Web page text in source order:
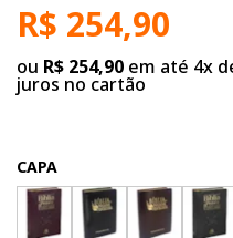
R$ 254,90
ou R$ 254,90 em até 4x
juros no cartão
CAPA